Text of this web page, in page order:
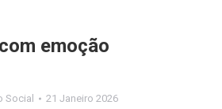
emoção
Social 21 Janeiro 2026